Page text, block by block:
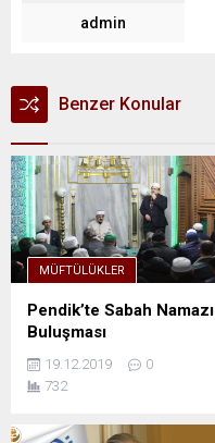
admin
Benzer Konular
MÜFTÜLÜKLER
Pendik’te Sabah Namazı
Buluşması
19.12.2019
0
732